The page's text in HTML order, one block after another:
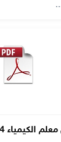
2014 حكومة